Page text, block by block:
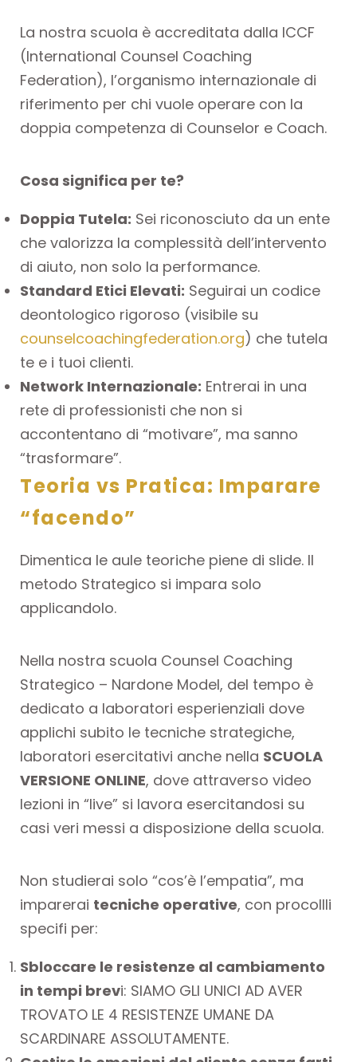
La nostra scuola è accreditata dalla ICCF
(International Counsel Coaching
Federation), l’organismo internazionale di
riferimento per chi vuole operare con la
doppia competenza di Counselor e Coach.
Cosa significa per te?
Doppia Tutela: Sei riconosciuto da un ente
che valorizza la complessità dell’intervento
di aiuto, non solo la performance.
Standard Etici Elevati: Seguirai un codice
deontologico rigoroso (visibile su
counselcoachingfederation.org) che tutela
te e i tuoi clienti.
Network Internazionale: Entrerai in una
rete di professionisti che non si
accontentano di “motivare”, ma sanno
“trasformare”.
Teoria vs Pratica: Imparare
“facendo”
Dimentica le aule teoriche piene di slide. Il
metodo Strategico si impara solo
applicandolo.
Nella nostra scuola Counsel Coaching
Strategico – Nardone Model, del tempo è
dedicato a laboratori esperienziali dove
applichi subito le tecniche strategiche,
laboratori esercitativi anche nella SCUOLA
VERSIONE ONLINE, dove attraverso video
lezioni in “live” si lavora esercitandosi su
casi veri messi a disposizione della scuola.
Non studierai solo “cos’è l’empatia”, ma
imparerai tecniche operative, con procollli
specifi per:
Sbloccare le resistenze al cambiamento
in tempi brevi: SIAMO GLI UNICI AD AVER
TROVATO LE 4 RESISTENZE UMANE DA
SCARDINARE ASSOLUTAMENTE.